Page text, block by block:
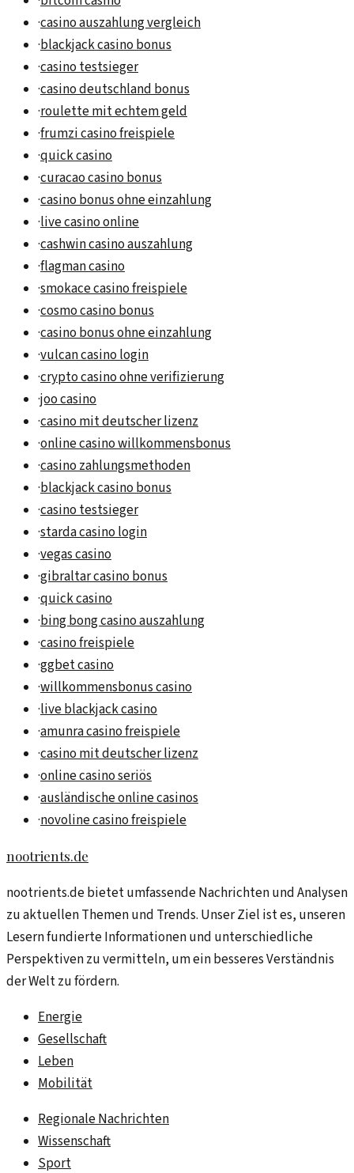
·casino auszahlung vergleich
·blackjack casino bonus
·casino testsieger
·casino deutschland bonus
·roulette mit echtem geld
·frumzi casino freispiele
·quick casino
·curacao casino bonus
·casino bonus ohne einzahlung
·live casino online
·cashwin casino auszahlung
·flagman casino
·smokace casino freispiele
·cosmo casino bonus
·casino bonus ohne einzahlung
·vulcan casino login
·crypto casino ohne verifizierung
·joo casino
·casino mit deutscher lizenz
·online casino willkommensbonus
·casino zahlungsmethoden
·blackjack casino bonus
·casino testsieger
·starda casino login
·vegas casino
·gibraltar casino bonus
·quick casino
·bing bong casino auszahlung
·casino freispiele
·ggbet casino
·willkommensbonus casino
·live blackjack casino
·amunra casino freispiele
·casino mit deutscher lizenz
·online casino seriös
·ausländische online casinos
·novoline casino freispiele
nootrients.de
nootrients.de bietet umfassende Nachrichten und Analysen
zu aktuellen Themen und Trends. Unser Ziel ist es, unseren
Lesern fundierte Informationen und unterschiedliche
Perspektiven zu vermitteln, um ein besseres Verständnis
der Welt zu fördern.
Energie
Gesellschaft
Leben
Mobilität
Regionale Nachrichten
Wissenschaft
Sport